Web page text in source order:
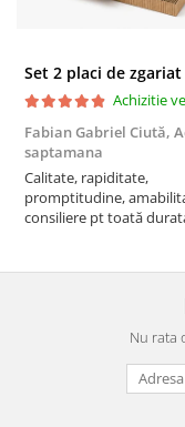
Achizitie
Fabian Gabriel Ciută,
saptamana
Calitate, rapiditate,
promptitudine,
consiliere pt toată durata
Nu rata